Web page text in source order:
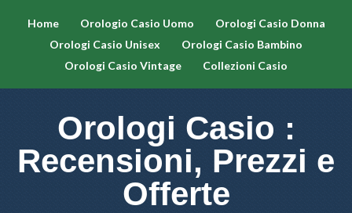
Home Orologio Casio Uomo
Orologi Casio Donna
Orologi Casio Unisex
Orologi Casio Bambino
Orologi Casio Vintage
Collezioni Casio
Orologi Casio :
Recensioni, Prezzi e
Offerte